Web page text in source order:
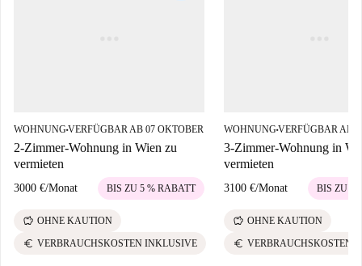
WOHNUNG■VERFÜGBAR AB 07 OKTOBER
2-Zimmer-Wohnung in Wien zu
vermieten
3000 €/Monat BIS ZU 5 % RABATT
savings OHNE KAUTION
euro VERBRAUCHSKOSTEN INKLUSIVE
WOHNUNG■VERFÜGBAR AB
3-Zimmer-Wohnung in
vermieten
3100 €/Monat BIS ZU 5
savings OHNE KAUTION
euro VERBRAUCHSKOSTEN